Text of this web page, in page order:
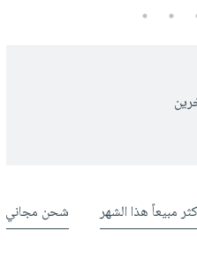
4
5
مبيعاً هذا الشهر شحن مجاني